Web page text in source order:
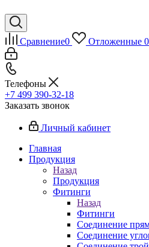
Сравнение0 Отложенные 0
Телефоны
+7 499 390-32-18
Заказать звонок
Личный кабинет
Главная
Продукция
Назад
Продукция
Фитинги
Назад
Фитинги
Соединение
Соединение